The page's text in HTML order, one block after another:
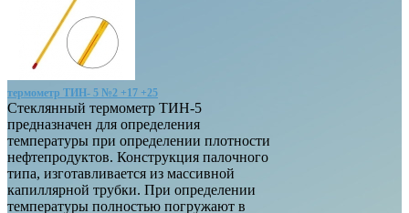
термометр ТИН- 5 №2 +17 +25
Стеклянный термометр ТИН-5
предназначен для определения
температуры при определении плотности
нефтепродуктов. Конструкция палочного
типа, изготавливается из массивной
капиллярной трубки. При определении
температуры полностью погружают в